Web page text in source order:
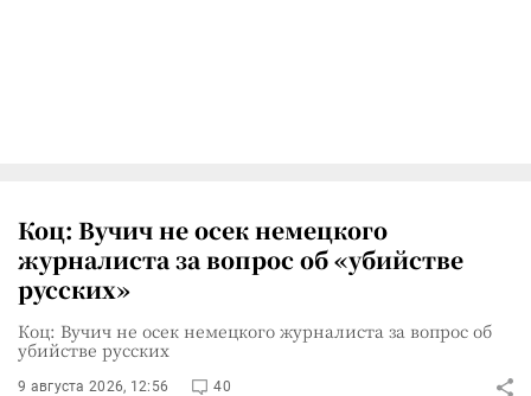
Коц: Вучич не осек немецкого
журналиста за вопрос об «убийстве
русских»
Коц: Вучич не осек немецкого журналиста за вопрос об
убийстве русских
9 августа 2026, 12:56 40